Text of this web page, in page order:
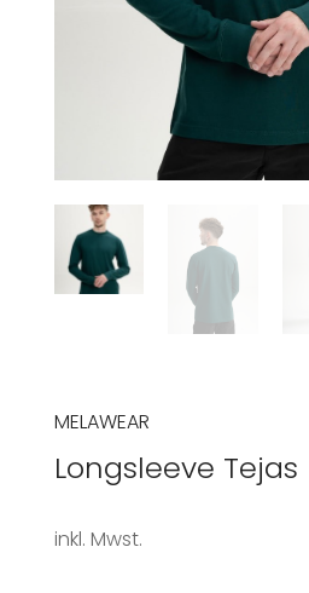
MELAWEAR
Longsleeve Tejas
inkl. Mwst.